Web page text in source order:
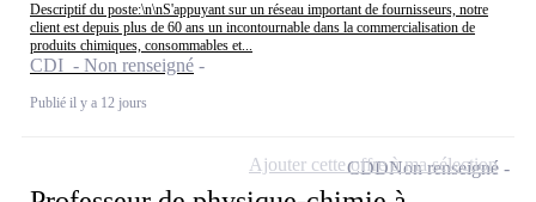
Descriptif du poste:\n\nS'appuyant sur un réseau important de fournisseurs, notre
client est depuis plus de 60 ans un incontournable dans la commercialisation de
produits chimiques, consommables et...
CDI - Non renseigné
Publié il y a 12 jours
CDDNon renseigné
Ajouter cette offre à ma sélection